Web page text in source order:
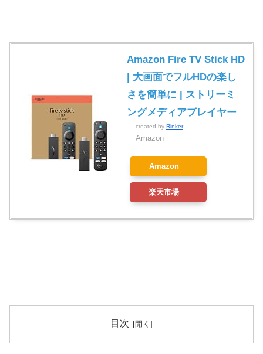
Amazon Fire TV Stick HD
| 大画面でフルHDの楽し
さを簡単に | ストリーミ
ングメディアプレイヤー
created by Rinker
Amazon
Amazon
楽天市場
目次